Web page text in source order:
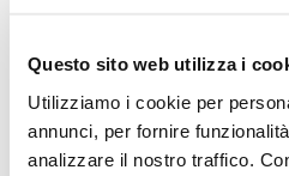
Questo sito web utilizza i
Utilizziamo i cookie per
annunci, per fornire
analizzare il nostro traffico.